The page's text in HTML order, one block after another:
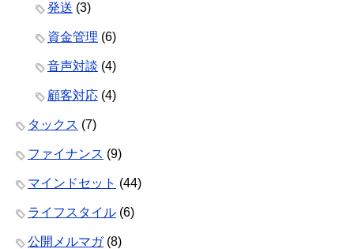
発送 (3)
資金管理 (6)
音声対談 (4)
顧客対応 (4)
タックス (7)
ファイナンス (9)
マインドセット (44)
ライフスタイル (6)
公開メルマガ(8)